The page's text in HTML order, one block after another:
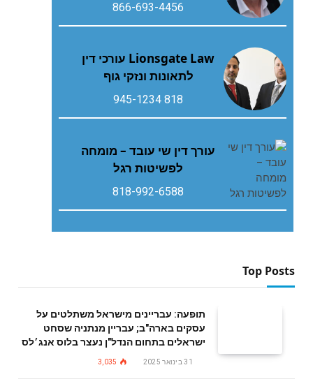
866-693-4456
Lionsgate Law עורכי דין
לתאונות ונזקי גוף
818 945-1234
עורך דין שי עובד – מומחה
לפשיטות רגל
818-992-6588
Top Posts
תופעה: עבריינים מישראל משתלטים על
עסקים בארה"ב; עבריין מנתניה שסחט
ישראלים בתחום הנדל"ן נעצר בלוס אנג׳לס
31 בינואר 2025 3,035